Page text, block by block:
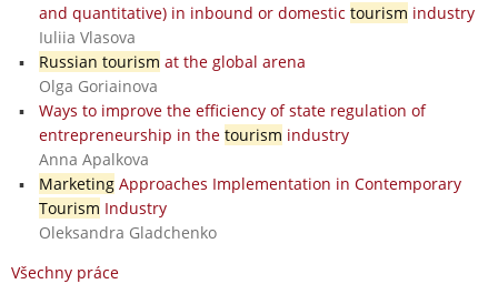
and quantitative) in inbound or domestic tourism industry
Iuliia Vlasova
Russian tourism at the global arena
Olga Goriainova
Ways to improve the efficiency of state regulation of
entrepreneurship in the tourism industry
Anna Apalkova
MarketingApproaches Implementation in Contemporary
Tourism Industry
Oleksandra Gladchenko
Všechny práce